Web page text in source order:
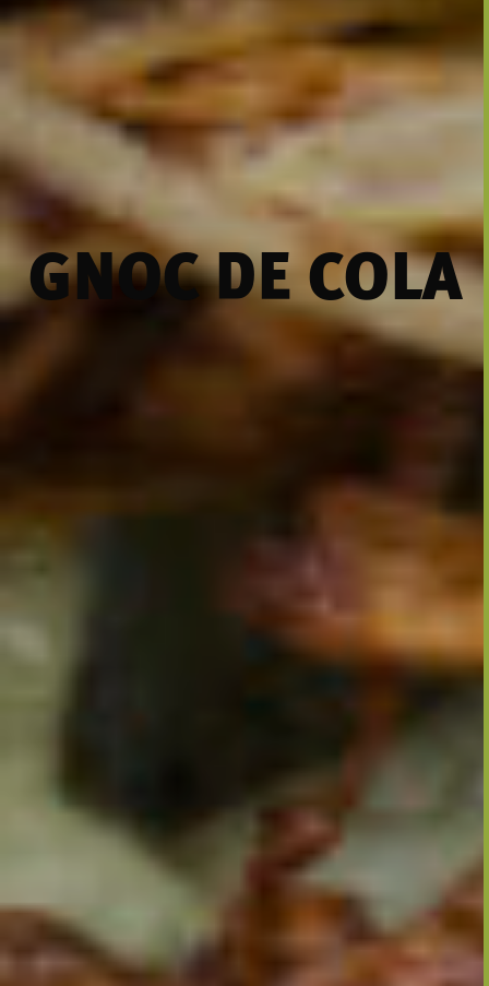
GNOC DE COLA